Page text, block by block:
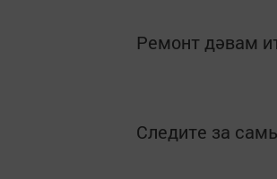
Ремонт дәвам
Следите за